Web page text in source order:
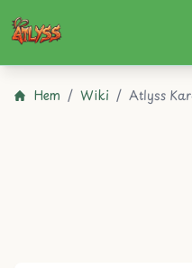
Atlyss
Hem / Wiki / Atlyss